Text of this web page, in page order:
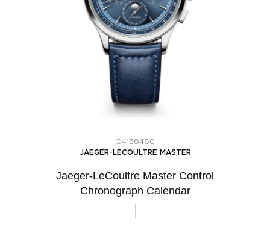
Q4138480
JAEGER-LECOULTRE MASTER
Jaeger-LeCoultre Master Control
Chronograph Calendar